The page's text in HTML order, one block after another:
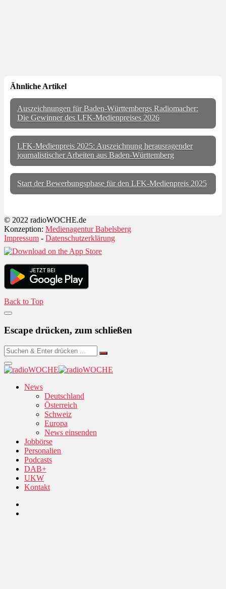
Ähnliche Artikel
Auszeichnungen für Baden-Württembergs Radiomacher:
Die Gewinner des LFK-Medienpreises 2026
LFK-Medienpreis 2025: Auszeichnung herausragender
journalistischer Arbeiten aus Baden-Württemberg
Start der Bewerbungsphase für den LFK-Medienpreis 2025
© 2022 radioWOCHE.de
Konzeption: Medienagentur Babelsberg
Impressum - Datenschutzerklärung
Back to Top
Escape drücken, zum schließen
News
Deutschland
Österreich
Schweiz
Europa
News einsenden
Jobbörse
Personalien
Podcasts
DAB+
UKW
Kontakt